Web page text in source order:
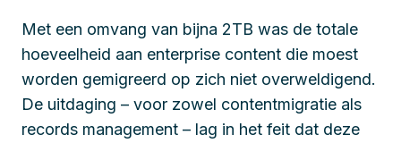
Met een omvang van bijna 2TB was de totale
hoeveelheid aan enterprise content die moest
worden gemigreerd op zich niet overweldigend.
De uitdaging – voor zowel contentmigratie als
records management – lag in het feit dat deze